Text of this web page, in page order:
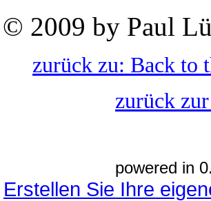
© 2009 by Paul
zurück zu: Back to
zurück
powered in
Erstellen Sie Ihre